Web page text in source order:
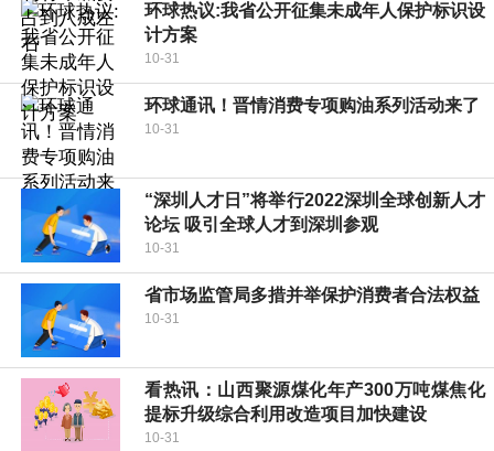
环球热议:我省公开征集未成年人保护标识设
计方案
10-31
环球通讯！晋情消费专项购油系列活动来了
10-31
“深圳人才日”将举行2022深圳全球创新人才
论坛 吸引全球人才到深圳参观
10-31
省市场监管局多措并举保护消费者合法权益
10-31
看热讯：山西聚源煤化年产300万吨煤焦化
提标升级综合利用改造项目加快建设
10-31